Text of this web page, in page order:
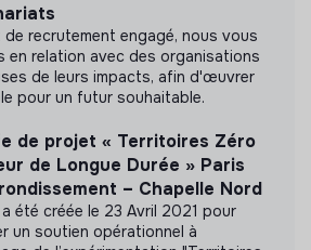
de recrutement engagé, nous vous
en relation avec des organisations
de leurs impacts, afin d'œuvrer
pour un futur souhaitable.
de projet « Territoires Zéro
de Longue Durée » Paris
– Chapelle Nord
a été créée le 23 Avril 2021 pour
un soutien opérationnel à